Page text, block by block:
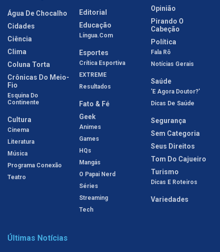
Água De Chocalho
Cidades
Ciência
Clima
Coluna Torta
Crônicas Do Meio-
Fio
Esquina Do
Continente
Cultura
Cinema
Literatura
Música
Programa Conexão
Teatro
Editorial
Educação
Língua.com
Esportes
Crítica Esportiva
EXTREME
Resultados
Fato & Fé
Geek
Animes
Games
HQs
Mangás
O Papai Nerd
Séries
Streaming
Tech
Opinião
Pirando O
Cabeção
Política
Fala Rô
Notícias Gerais
Saúde
'E Agora Doutor?'
Dicas De Saúde
Segurança
Sem Categoria
Seus Direitos
Tom Do Cajueiro
Turismo
Dicas E Roteiros
Variedades
Últimas Notícias